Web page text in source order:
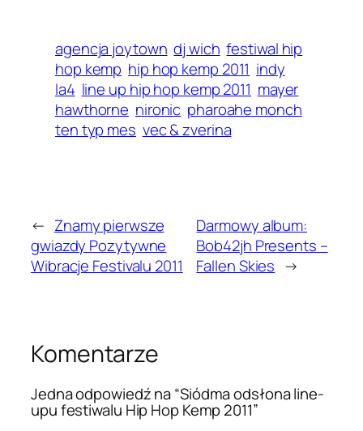
agencja joytown dj wich festiwal hip
hop kemp hip hop kemp 2011 indy
la4 line up hip hop kemp 2011 mayer
hawthorne nironic pharoahe monch
ten typ mes vec & zverina
← Znamy pierwsze
gwiazdy Pozytywne
Wibracje Festivalu 2011
Darmowy album:
Bob42jh Presents –
Fallen Skies →
Komentarze
Jedna odpowiedź na “Siódma odsłona line-
upu festiwalu Hip Hop Kemp 2011”